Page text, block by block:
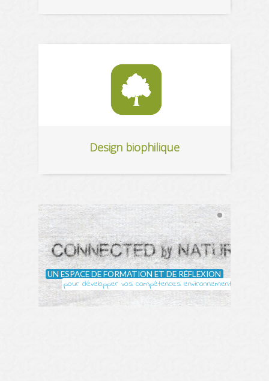
Design biophilique
UN ESPACE DE FORMATION ET DE RÉFLEXION
pour développer vos compétences environnementales